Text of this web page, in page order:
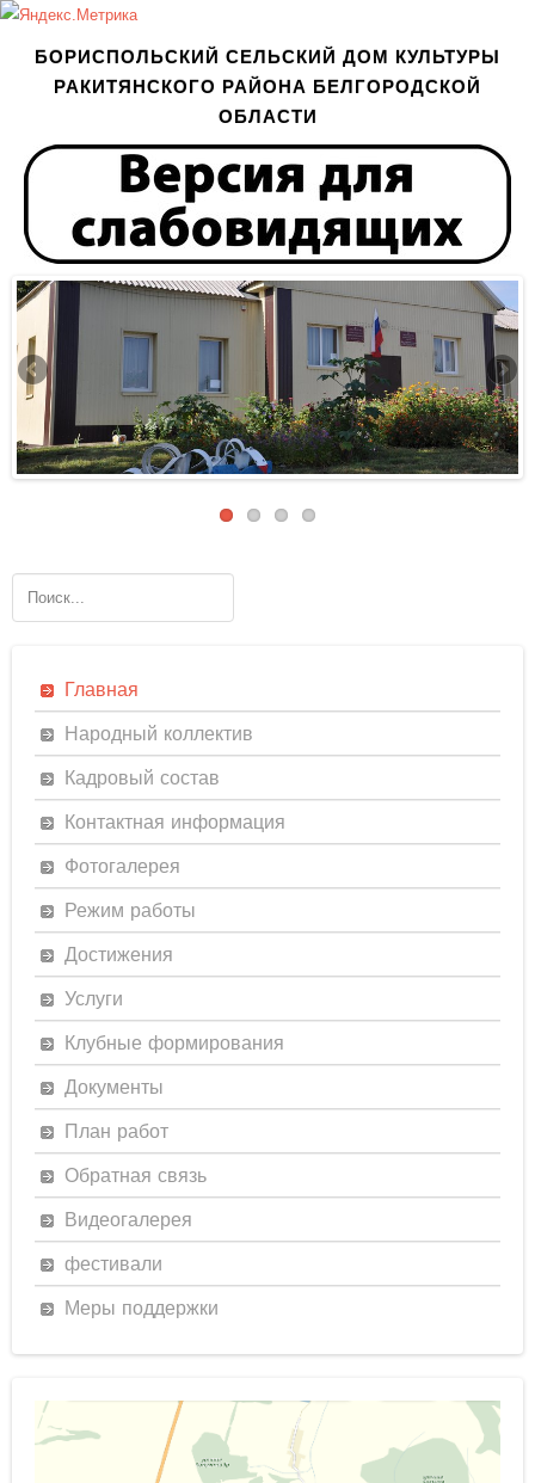
БОРИСПОЛЬСКИЙ СЕЛЬСКИЙ ДОМ КУЛЬТУРЫ
РАКИТЯНСКОГО РАЙОНА БЕЛГОРОДСКОЙ
ОБЛАСТИ
Главная
Народный коллектив
Кадровый состав
Контактная информация
Фотогалерея
Режим работы
Достижения
Услуги
Клубные формирования
Документы
План работ
Обратная связь
Видеогалерея
фестивали
Меры поддержки